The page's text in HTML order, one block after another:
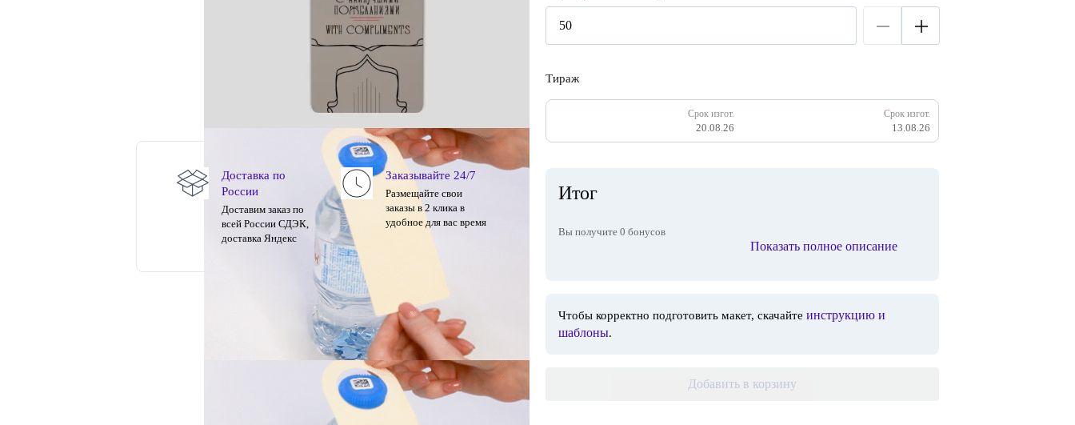
Доставка по
России
Доставим заказ по
всей России СДЭК,
доставка Яндекс
Заказывайте 24/7
Размещайте свои
заказы в 2 клика в
удобное для вас время
Тираж
Срок изгот.
20.08.26
Срок изгот.
13.08.26
Итог
Вы получите 0 бонусов
Показать полное описание
Чтобы корректно подготовить макет, скачайте инструкцию и
шаблоны.
Добавить в корзину